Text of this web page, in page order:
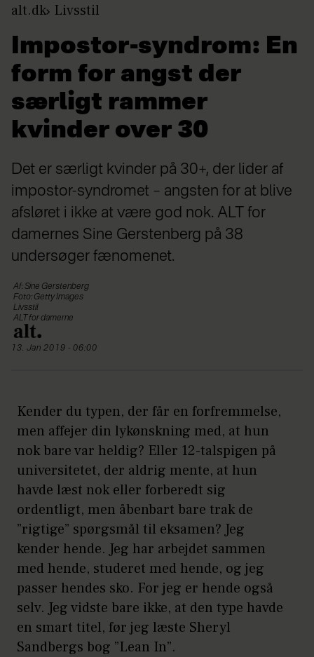
alt.dk Livsstil
Impostor-syndrom: En
form for angst der
særligt rammer
kvinder over 30
Det er særligt kvinder på 30+, der lider af
impostor-syndromet – angsten for at blive
afsløret i ikke at være god nok. ALT for
damernes Sine Gerstenberg på 38
undersøger fænomenet.
Af: Sine Gerstenberg
Foto: Getty Images
Livsstil
ALT for damerne
13. Jan 2019 - 06:00
Kender du typen, der får en forfremmelse,
men affejer din lykønskning med, at hun
nok bare var heldig? Eller 12-talspigen på
universitetet, der aldrig mente, at hun
havde læst nok eller forberedt sig
ordentligt, men åbenbart bare trak de
”rigtige” spørgsmål til eksamen? Jeg
kender hende. Jeg har arbejdet sammen
med hende, studeret med hende, og jeg
passer hendes sko. For jeg er hende også
selv. Jeg vidste bare ikke, at den type havde
en smart titel, før jeg læste Sheryl
Sandbergs bog ”Lean In”.